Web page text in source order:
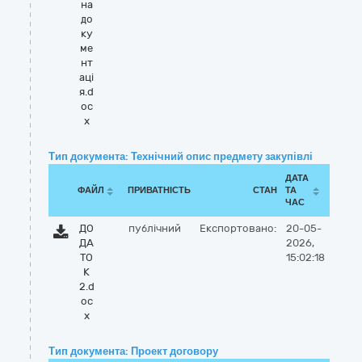
на
до
ку
ме
нт
аці
я.d
oc
x
Тип документа: Технічний опис предмету закупівлі
ФАЙЛ ПРИВАТНІСТЬ СТАН
ДАТА
ТА
ЧАС
ДО
ДА
ТО
К
2.d
oc
x
публічний Експортовано:
20-05-
2026,
15:02:18
Тип документа: Проект договору